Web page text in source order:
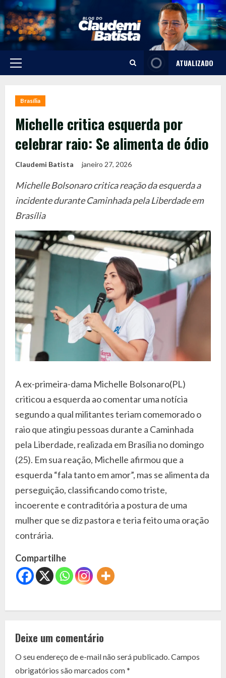
Skip
to
content
Primary
ATUALIZADO
Brasília
Michelle critica esquerda por
celebrar raio: Se alimenta de ódio
Claudemi Batista janeiro 27, 2026
Michelle Bolsonaro critica reação da esquerda a
incidente durante Caminhada pela Liberdade em
Brasília
A ex-primeira-dama Michelle Bolsonaro(PL)
criticou a esquerda ao comentar uma notícia
segundo a qual militantes teriam comemorado o
raio que atingiu pessoas durante a Caminhada
pela Liberdade, realizada em Brasília no domingo
(25). Em sua reação, Michelle afirmou que a
esquerda “fala tanto em amor”, mas se alimenta da
perseguição, classificando como triste,
incoerente e contraditória a postura de uma
mulher que se diz pastora e teria feito uma oração
contrária.
Compartilhe
C
n
t
Deixe um comentário
O seu endereço de e-mail não será publicado.Campos
obrigatórios são marcados com*